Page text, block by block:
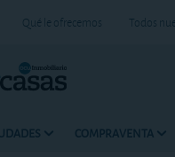
Qué le ofrecemos Todos
COMPRAVENTA